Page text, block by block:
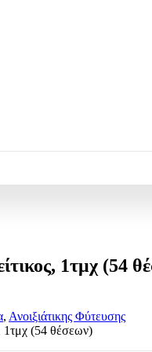
1τμχ (54
, Ανοιξιάτικης Φύτευσης
1τμχ (54 θέσεων)